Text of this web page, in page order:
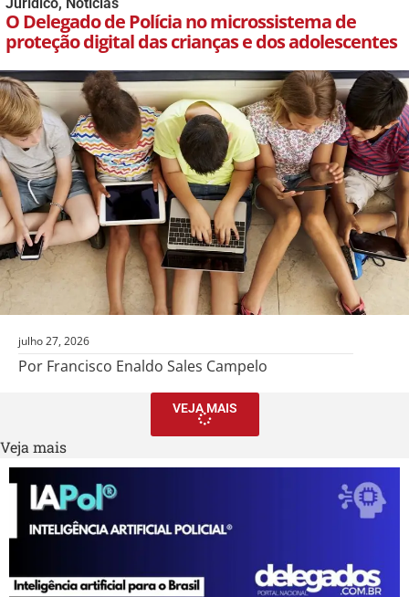
O Delegado de Polícia no microssistema de
proteção digital das crianças e dos adolescentes
julho 27, 2026
Por Francisco Enaldo Sales Campelo
VEJA MAIS
Veja mais